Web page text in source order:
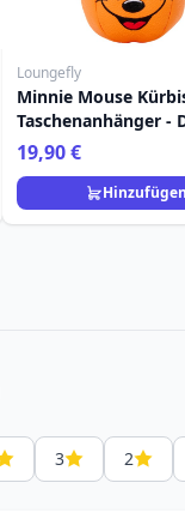
Loungefly
Minnie Mouse
Taschenanhänger -
Loungefly
19,90 €
Hinzufügen
3 2